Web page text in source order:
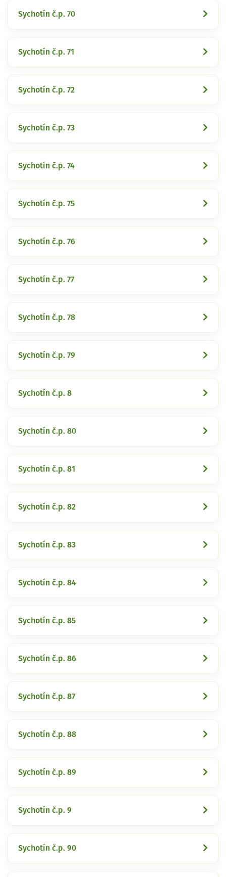
Sychotín č.p. 70
Sychotín č.p. 71
Sychotín č.p. 72
Sychotín č.p. 73
Sychotín č.p. 74
Sychotín č.p. 75
Sychotín č.p. 76
Sychotín č.p. 77
Sychotín č.p. 78
Sychotín č.p. 79
Sychotín č.p. 8
Sychotín č.p. 80
Sychotín č.p. 81
Sychotín č.p. 82
Sychotín č.p. 83
Sychotín č.p. 84
Sychotín č.p. 85
Sychotín č.p. 86
Sychotín č.p. 87
Sychotín č.p. 88
Sychotín č.p. 89
Sychotín č.p. 9
Sychotín č.p. 90